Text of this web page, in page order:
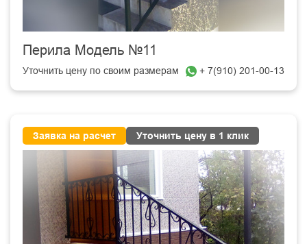
Перила Модель №11
Уточнить цену по своим размерам + 7(910) 201-00-13
Заявка на расчет Уточнить цену в 1 клик